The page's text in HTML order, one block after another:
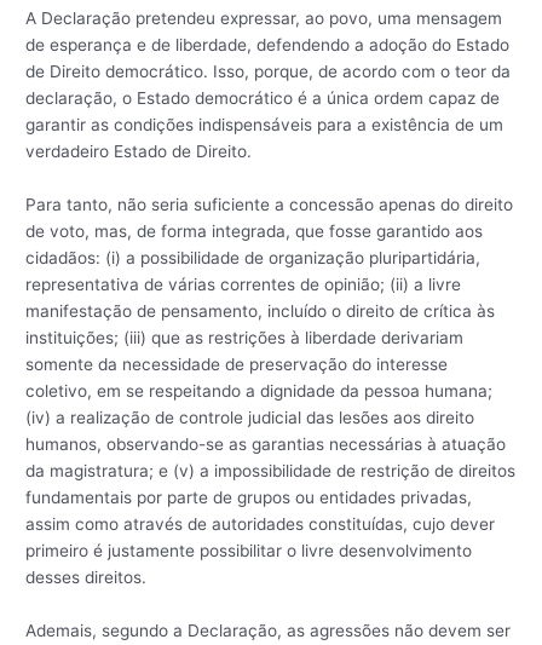
A Declaração pretendeu expressar, ao povo, uma mensagem
de esperança e de liberdade, defendendo a adoção do Estado
de Direito democrático. Isso, porque, de acordo com o teor da
declaração, o Estado democrático é a única ordem capaz de
garantir as condições indispensáveis para a existência de um
verdadeiro Estado de Direito.
Para tanto, não seria suficiente a concessão apenas do direito
de voto, mas, de forma integrada, que fosse garantido aos
cidadãos: (i) a possibilidade de organização pluripartidária,
representativa de várias correntes de opinião; (ii) a livre
manifestação de pensamento, incluído o direito de crítica às
instituições; (iii) que as restrições à liberdade derivariam
somente da necessidade de preservação do interesse
coletivo, em se respeitando a dignidade da pessoa humana;
(iv) a realização de controle judicial das lesões aos direito
humanos, observando-se as garantias necessárias à atuação
da magistratura; e (v) a impossibilidade de restrição de direitos
fundamentais por parte de grupos ou entidades privadas,
assim como através de autoridades constituídas, cujo dever
primeiro é justamente possibilitar o livre desenvolvimento
desses direitos.
Ademais, segundo a Declaração, as agressões não devem ser